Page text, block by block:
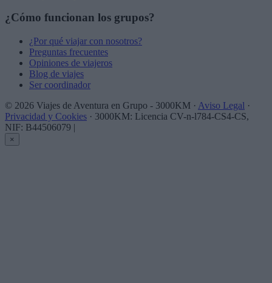
¿Cómo funcionan los grupos?
¿Por qué viajar con nosotros?
Preguntas frecuentes
Opiniones de viajeros
Blog de viajes
Ser coordinador
© 2026 Viajes de Aventura en Grupo - 3000KM · Aviso Legal ·
Privacidad y Cookies · 3000KM: Licencia CV-n-l784-CS4-CS,
NIF: B44506079 |
×